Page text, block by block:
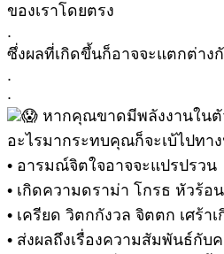
ของเราโดยตรง
.
ซึ่งผลที่เกิดขึ้นก็อาจจะแตกต่าง
.
.
หากคุณขาดมีพลังงานในตั
อะไรมากระทบคุณก็จะเบ้ไปทา
• อารมณ์จิตใจอาจจะแปรปรวน
• เกิดความดราม่า โกรธ หัวร้อ
• เครียด วิตกกังวล จิตตก เศร้าเ
• ส่งผลถึงเรื่องความสัมพันธ์กับ